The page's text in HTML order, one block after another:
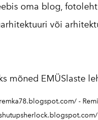
oma blog,
või
mõned EMÜSlaste
-